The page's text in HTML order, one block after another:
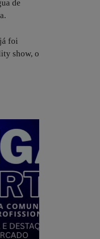
de
foi
show, o